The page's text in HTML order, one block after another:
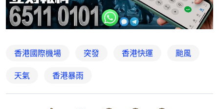
香港國際機場 突發 香港快運 颱風
天氣 香港暴雨